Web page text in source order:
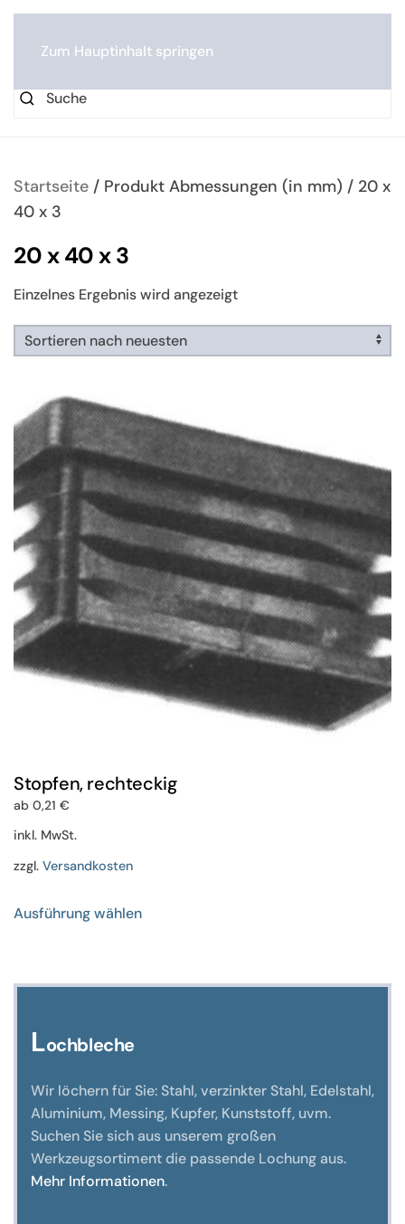
Zum Hauptinhalt springen
Startseite / Produkt Abmessungen (in mm) / 20 x
40 x 3
20 x 40 x 3
Einzelnes Ergebnis wird angezeigt
Stopfen, rechteckig
ab 0,21 €
inkl. MwSt.
zzgl. Versandkosten
Ausführung wählenProdukt
Varianten
auf
der
Produktseite
gewählt
werden
Lochbleche
Wir löchern für Sie: Stahl, verzinkter Stahl, Edelstahl,
Aluminium, Messing, Kupfer, Kunststoff, uvm.
Suchen Sie sich aus unserem großen
Werkzeugsortiment die passende Lochung aus.
Mehr Informationen.